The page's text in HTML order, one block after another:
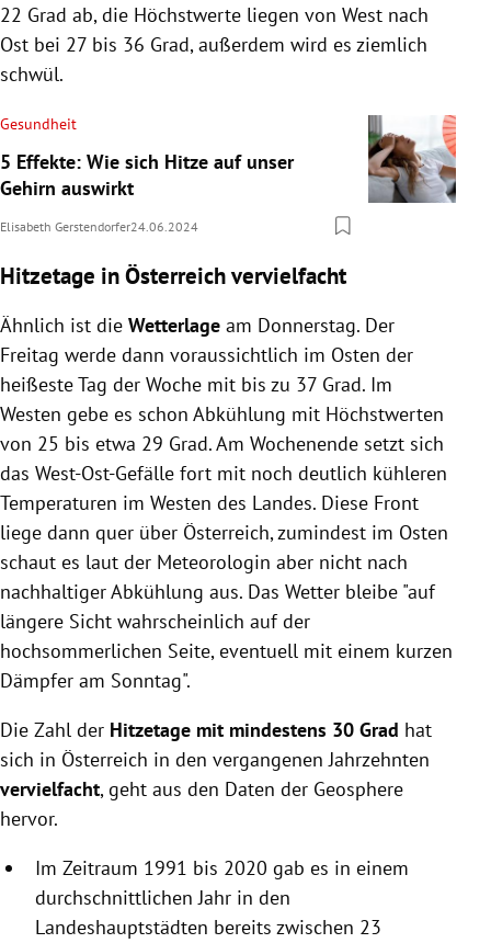
22 Grad ab, die Höchstwerte liegen von West nach
Ost bei 27 bis 36 Grad, außerdem wird es ziemlich
schwül.
Gesundheit
5 Effekte: Wie sich Hitze auf unser
Gehirn auswirkt
Elisabeth Gerstendorfer24.06.2024
Hitzetage in Österreich vervielfacht
Ähnlich ist die Wetterlage am Donnerstag. Der
Freitag werde dann voraussichtlich im Osten der
heißeste Tag der Woche mit bis zu 37 Grad. Im
Westen gebe es schon Abkühlung mit Höchstwerten
von 25 bis etwa 29 Grad. Am Wochenende setzt sich
das West-Ost-Gefälle fort mit noch deutlich kühleren
Temperaturen im Westen des Landes. Diese Front
liege dann quer über Österreich, zumindest im Osten
schaut es laut der Meteorologin aber nicht nach
nachhaltiger Abkühlung aus. Das Wetter bleibe "auf
längere Sicht wahrscheinlich auf der
hochsommerlichen Seite, eventuell mit einem kurzen
Dämpfer am Sonntag".
Die Zahl der Hitzetage mit mindestens 30 Grad hat
sich in Österreich in den vergangenen Jahrzehnten
vervielfacht, geht aus den Daten der Geosphere
hervor.
Im Zeitraum 1991 bis 2020 gab es in einem
durchschnittlichen Jahr in den
Landeshauptstädten bereits zwischen 23